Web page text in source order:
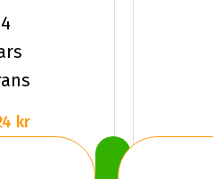
93 V XL
kr